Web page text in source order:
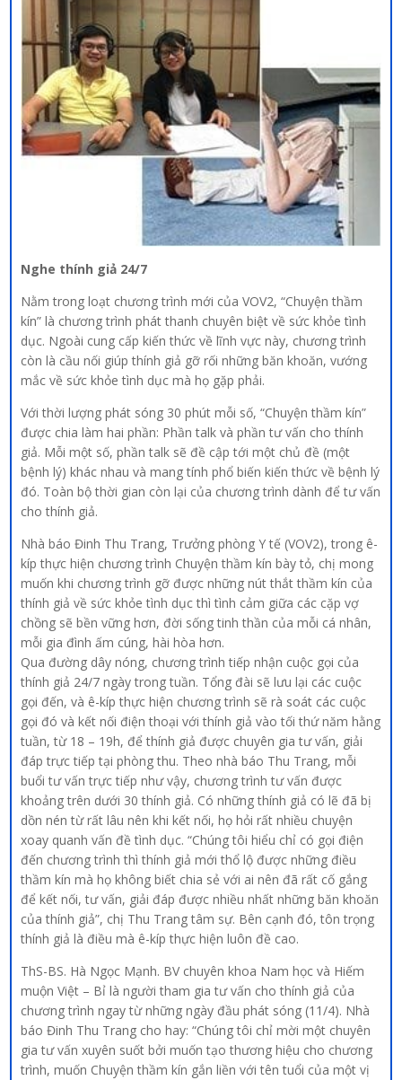
Nghe thính giả 24/7
Nằm trong loạt chương trình mới của VOV2, “Chuyện thầm
kín” là chương trình phát thanh chuyên biệt về sức khỏe tình
dục. Ngoài cung cấp kiến thức về lĩnh vực này, chương trình
còn là cầu nối giúp thính giả gỡ rối những băn khoăn, vướng
mắc về sức khỏe tình dục mà họ gặp phải.
Với thời lượng phát sóng 30 phút mỗi số, “Chuyện thầm kín”
được chia làm hai phần: Phần talk và phần tư vấn cho thính
giả. Mỗi một số, phần talk sẽ đề cập tới một chủ đề (một
bệnh lý) khác nhau và mang tính phổ biến kiến thức về bệnh lý
đó. Toàn bộ thời gian còn lại của chương trình dành để tư vấn
cho thính giả.
Nhà báo Đinh Thu Trang, Trưởng phòng Y tế (VOV2), trong ê-
kíp thực hiện chương trình Chuyện thầm kín bày tỏ, chị mong
muốn khi chương trình gỡ được những nút thắt thầm kín của
thính giả về sức khỏe tình dục thì tình cảm giữa các cặp vợ
chồng sẽ bền vững hơn, đời sống tinh thần của mỗi cá nhân,
mỗi gia đình ấm cúng, hài hòa hơn.
Qua đường dây nóng, chương trình tiếp nhận cuộc gọi của
thính giả 24/7 ngày trong tuần. Tổng đài sẽ lưu lại các cuộc
gọi đến, và ê-kíp thực hiện chương trình sẽ rà soát các cuộc
gọi đó và kết nối điện thoại với thính giả vào tối thứ năm hằng
tuần, từ 18 – 19h, để thính giả được chuyên gia tư vấn, giải
đáp trực tiếp tại phòng thu. Theo nhà báo Thu Trang, mỗi
buổi tư vấn trực tiếp như vậy, chương trình tư vấn được
khoảng trên dưới 30 thính giả. Có những thính giả có lẽ đã bị
dồn nén từ rất lâu nên khi kết nối, họ hỏi rất nhiều chuyện
xoay quanh vấn đề tình dục. “Chúng tôi hiểu chỉ có gọi điện
đến chương trình thì thính giả mới thổ lộ được những điều
thầm kín mà họ không biết chia sẻ với ai nên đã rất cố gắng
để kết nối, tư vấn, giải đáp được nhiều nhất những băn khoăn
của thính giả”, chị Thu Trang tâm sự. Bên cạnh đó, tôn trọng
thính giả là điều mà ê-kíp thực hiện luôn đề cao.
ThS-BS. Hà Ngọc Mạnh. BV chuyên khoa Nam học và Hiếm
muộn Việt – Bỉ là người tham gia tư vấn cho thính giả của
chương trình ngay từ những ngày đầu phát sóng (11/4). Nhà
báo Đinh Thu Trang cho hay: “Chúng tôi chỉ mời một chuyên
gia tư vấn xuyên suốt bởi muốn tạo thương hiệu cho chương
trình, muốn Chuyện thầm kín gắn liền với tên tuổi của một vị